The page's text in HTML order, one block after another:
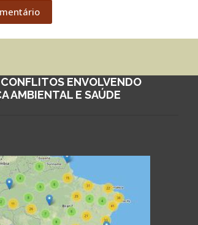
ENVOLVENDO
AMBIENTAL E SAÚDE